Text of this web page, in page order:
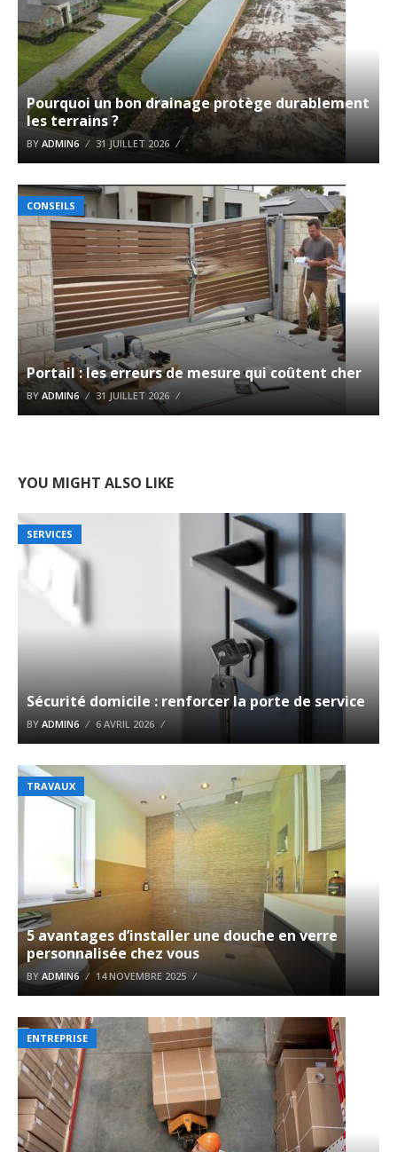
Pourquoi un bon drainage protège durablement
les terrains ?
BY ADMIN6 31 JUILLET 2026
CONSEILS
Portail : les erreurs de mesure qui coûtent cher
BY ADMIN6 31 JUILLET 2026
YOU MIGHT ALSO LIKE
SERVICES
Sécurité domicile : renforcer la porte de service
BY ADMIN6 6 AVRIL 2026
TRAVAUX
5 avantages d’installer une douche en verre
personnalisée chez vous
BY ADMIN6 14 NOVEMBRE 2025
ENTREPRISE